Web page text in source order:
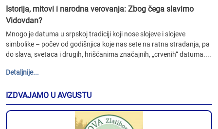
Istorija, mitovi i narodna verovanja: Zbog čega slavimo
Vidovdan?
Mnogo je datuma u srpskoj tradiciji koji nose slojeve i slojeve
simbolike – počev od godišnjica koje nas sete na ratna stradanja, pa
do slava, svetaca i drugih, hrišćanima značajnih, „crvenih“ datuma....
Detaljnije...
IZDVAJAMO U AVGUSTU